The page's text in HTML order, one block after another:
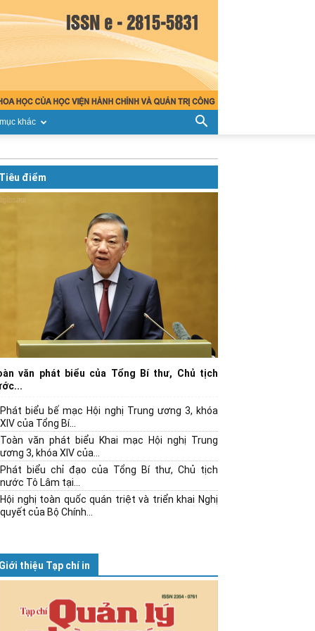
khác
Tiêu điểm
văn phát biểu của Tổng Bí thư, Chủ tịch
Phát biểu bế mạc Hội nghị Trung ương 3, khóa
XIV của Tổng Bí...
Toàn văn phát biểu Khai mạc Hội nghị Trung
ương 3, khóa XIV của...
Phát biểu chỉ đạo của Tổng Bí thư, Chủ tịch
nước Tô Lâm tại...
Hội nghị toàn quốc quán triệt và triển khai Nghị
quyết của Bộ Chính...
Giới thiệu Tạp chí in